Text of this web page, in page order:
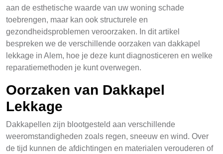
aan de esthetische waarde van uw woning schade
toebrengen, maar kan ook structurele en
gezondheidsproblemen veroorzaken. In dit artikel
bespreken we de verschillende oorzaken van dakkapel
lekkage in Alem, hoe je deze kunt diagnosticeren en welke
reparatiemethoden je kunt overwegen.
Oorzaken van Dakkapel
Lekkage
Dakkapellen zijn blootgesteld aan verschillende
weeromstandigheden zoals regen, sneeuw en wind. Over
de tijd kunnen de afdichtingen en materialen verouderen of